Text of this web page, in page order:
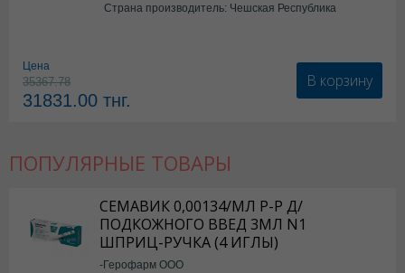
Страна производитель: Чешская Республика
Цена
35367.78
31831.00 тнг.
В корзину
ПОПУЛЯРНЫЕ ТОВАРЫ
СЕМАВИК 0,00134/МЛ Р-Р Д/
ПОДКОЖНОГО ВВЕД 3МЛ N1
ШПРИЦ-РУЧКА (4 ИГЛЫ)
-Герофарм ООО